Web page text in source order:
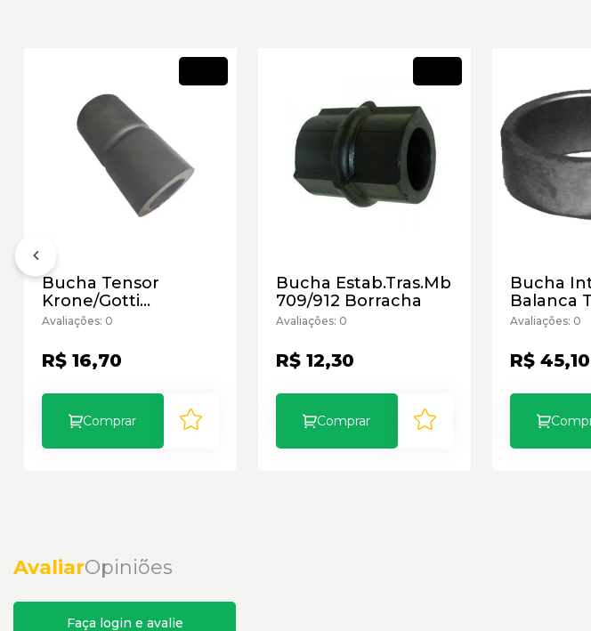
Bucha Tensor
Krone/Gotti
Borracha
Avaliações: 0
R$ 16,70
Comprar
Bucha Estab.Tras.Mb
709/912 Borracha
Avaliações: 0
R$ 12,30
Comprar
Bucha
Balanca
Randon
Avaliações: 0
R$ 45,10
AvaliarOpiniões
Faça login e avalie